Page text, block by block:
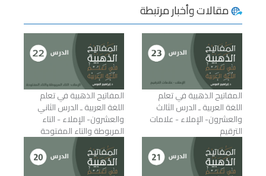
مقالات وأخبار مرتبطة
المفاتيح الذهبية في تعلم
اللغة العربية ـ الدرس الثالث
والعشرون- الإملاء - علامات
الترقيم
المفاتيح الذهبية في تعلم
اللغة العربية ـ الدرس الثاني
والعشرون- الإملاء - التاء
المربوطة والتاء المفتوحة